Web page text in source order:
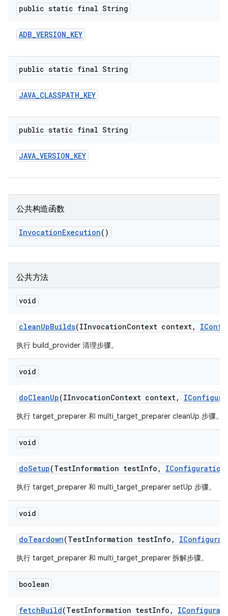
public static final String
ADB_VERSION_KEY
public static final String
JAVA_CLASSPATH_KEY
public static final String
JAVA_VERSION_KEY
公共构造函数
InvocationExecution()
公共方法
void
cleanUpBuilds(IInvocationContext context,
执行 build_provider 清理步骤。
void
doCleanUp(IInvocationContext context,
执行 target_preparer 和 multi_target_preparer cleanUp 步骤。
void
doSetup(TestInformation testInfo , IConfiguration
执行 target_preparer 和 multi_target_preparer setUp 步骤。
void
doTeardown(TestInformation testInfo ,
执行 target_preparer 和 multi_target_preparer 拆解步骤。
boolean
fetchBuild(TestInformation testInfo ,